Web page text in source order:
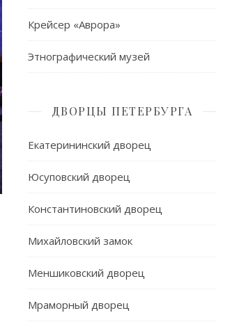
Крейсер «Аврора»
Этнографический музей
ДВОРЦЫ ПЕТЕРБУРГА
Екатерининский дворец
Юсуповский дворец
Константиновский дворец
Михайловский замок
Меншиковский дворец
Мраморный дворец